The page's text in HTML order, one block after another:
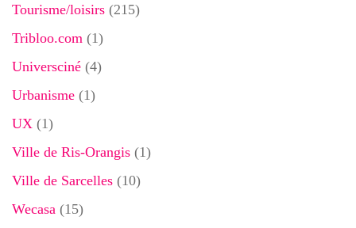
Tourisme/loisirs (215)
Tribloo.com (1)
Universciné (4)
Urbanisme (1)
UX (1)
Ville de Ris-Orangis (1)
Ville de Sarcelles (10)
Wecasa (15)